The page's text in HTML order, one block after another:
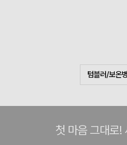
텀블러/보온
첫 마음 그대로!